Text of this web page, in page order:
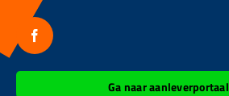
inhoud
Ga naar aanleverportaal